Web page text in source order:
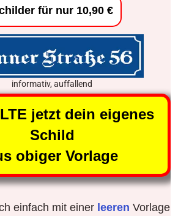
für nur 10,90 €
informativ, auffallend
jetzt dein eigenes
Schild
obiger Vorlage
einfach mit einer leeren Vorlage